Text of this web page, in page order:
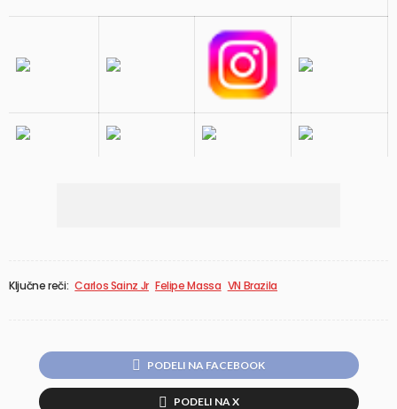
Ključne reči: Carlos Sainz Jr Felipe Massa VN Brazila
PODELI NA FACEBOOK
PODELI NA X